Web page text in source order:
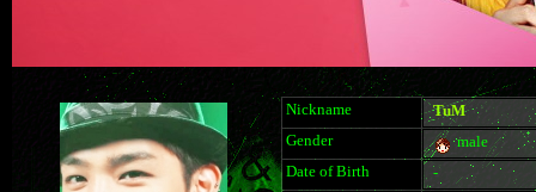
Nickname
TuM
Gender
male
Date of Birth
-